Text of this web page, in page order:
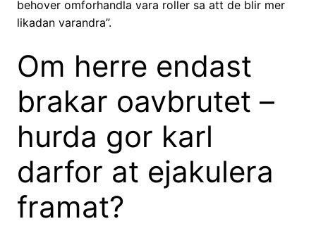
behover omforhandla vara roller sa att de blir mer
likadan varandra”.
Om herre endast
brakar oavbrutet –
hurda gor karl
darfor at ejakulera
framat?